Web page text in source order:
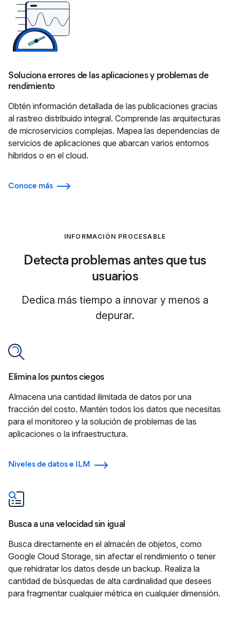
Soluciona errores de las aplicaciones y problemas de
rendimiento
Obtén información detallada de las publicaciones gracias
al rastreo distribuido integral. Comprende las arquitecturas
de microservicios complejas. Mapea las dependencias de
servicios de aplicaciones que abarcan varios entornos
híbridos o en el cloud.
Conoce más
INFORMACIÓN PROCESABLE
Detecta problemas antes que tus
usuarios
Dedica más tiempo a innovar y menos a
depurar.
Elimina los puntos ciegos
Almacena una cantidad ilimitada de datos por una
fracción del costo. Mantén todos los datos que necesitas
para el monitoreo y la solución de problemas de las
aplicaciones o la infraestructura.
Niveles de datos e ILM
Busca a una velocidad sin igual
Busca directamente en el almacén de objetos, como
Google Cloud Storage, sin afectar el rendimiento o tener
que rehidratar los datos desde un backup. Realiza la
cantidad de búsquedas de alta cardinalidad que desees
para fragmentar cualquier métrica en cualquier dimensión.